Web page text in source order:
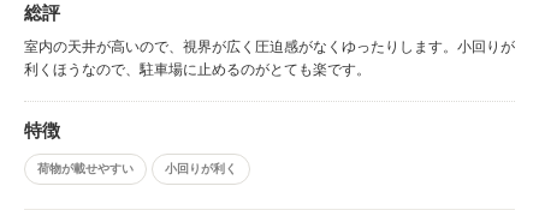
総評
室内の天井が高いので、視界が広く圧迫感がなくゆったりします。小回りが
利くほうなので、駐車場に止めるのがとても楽です。
特徴
荷物が載せやすい 小回りが利く